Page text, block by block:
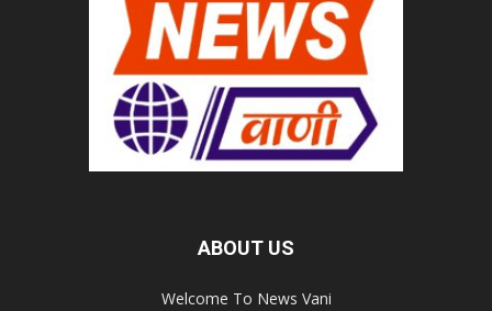
ABOUT US
Welcome To News Vani